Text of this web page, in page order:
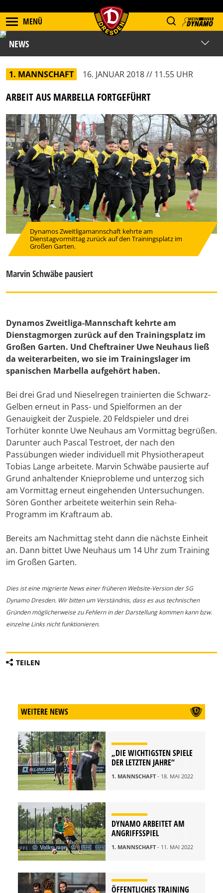
MENÜ
NEWS
1. MANNSCHAFT 16. JANUAR 2018 // 11.55 UHR
ARBEIT AUS MARBELLA FORTGEFÜHRT
Dynamos Zweitligamannschaft kehrte am
Dienstagvormittag zurück auf den Trainingsplatz im
Großen Garten.
Marvin Schwäbe pausiert
Dynamos Zweitliga-Mannschaft kehrte am
Dienstagmorgen zurück auf den Trainingsplatz im
Großen Garten. Und Cheftrainer Uwe Neuhaus ließ
da weiterarbeiten, wo sie im Trainingslager im
spanischen Marbella aufgehört haben.
Bei drei Grad und Nieselregen trainierten die Schwarz-
Gelben erneut in Pass- und Spielformen an der
Genauigkeit der Zuspiele. 20 Feldspieler und drei
Torhüter konnte Uwe Neuhaus am Vormittag begrüßen.
Darunter auch Pascal Testroet, der nach den
Passübungen wieder individuell mit Physiotherapeut
Tobias Lange arbeitete. Marvin Schwäbe pausierte auf
Grund anhaltender Knieprobleme und unterzog sich
am Vormittag erneut eingehenden Untersuchungen.
Sören Gonther arbeitete weiterhin sein Reha-
Programm im Kraftraum ab.
Bereits am Nachmittag steht dann die nächste Einheit
an. Dann bittet Uwe Neuhaus um 14 Uhr zum Training
im Großen Garten.
Dies ist eine migrierte News einer früheren Website-Version der SG
Dynamo Dresden. Wir bitten um Verständnis, dass es aus technischen
Gründen möglicherweise zu Fehlern in der Darstellung kommen kann bzw.
einzelne Links nicht funktionieren.
TEILEN
WEITERE NEWS
„DIE WICHTIGSTEN SPIELE
DER LETZTEN JAHRE“
1. MANNSCHAFT- 18. MAI 2022
DYNAMO ARBEITET AM
ANGRIFFSSPIEL
1. MANNSCHAFT- 11. MAI 2022
ÖFFENTLICHES TRAINING